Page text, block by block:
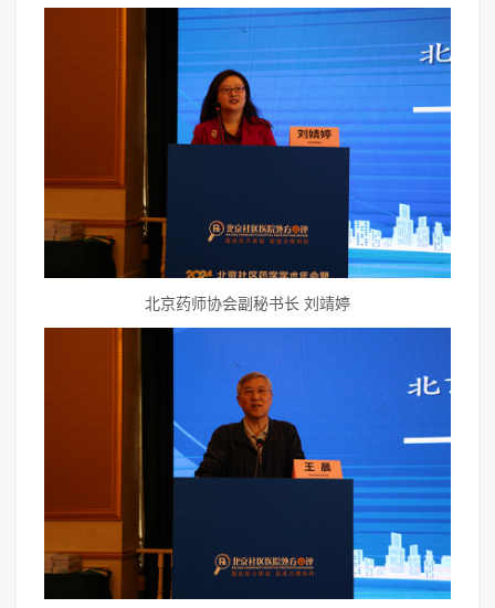
北京药师协会副秘书长 刘靖婷